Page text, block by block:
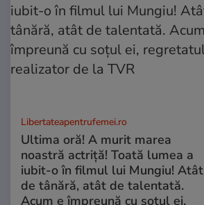
Libertateapentrufemei.ro
Ultima oră! A murit marea
noastră actriță! Toată lumea a
iubit-o în filmul lui Mungiu! Atât
de tânără, atât de talentată.
Acum e împreună cu soțul ei,